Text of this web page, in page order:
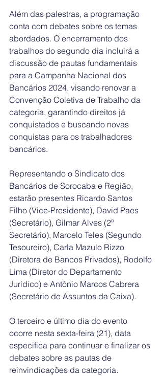
Além das palestras, a programação
conta com debates sobre os temas
abordados. O encerramento dos
trabalhos do segundo dia incluirá a
discussão de pautas fundamentais
para a Campanha Nacional dos
Bancários 2024, visando renovar a
Convenção Coletiva de Trabalho da
categoria, garantindo direitos já
conquistados e buscando novas
conquistas para os trabalhadores
bancários.
Representando o Sindicato dos
Bancários de Sorocaba e Região,
estarão presentes Ricardo Santos
Filho (Vice-Presidente), David Paes
(Secretário), Gilmar Alves (2º
Secretário), Marcelo Teles (Segundo
Tesoureiro), Carla Mazulo Rizzo
(Diretora de Bancos Privados), Rodolfo
Lima (Diretor do Departamento
Jurídico) e Antônio Marcos Cabrera
(Secretário de Assuntos da Caixa).
O terceiro e último dia do evento
ocorre nesta sexta-feira (21), data
especifica para continuar e finalizar os
debates sobre as pautas de
reinvindicações da categoria.